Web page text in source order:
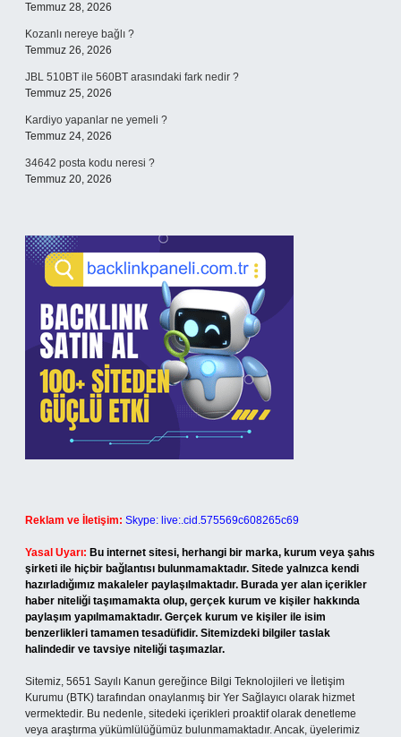
Temmuz 28, 2026
Kozanlı nereye bağlı ?
Temmuz 26, 2026
JBL 510BT ile 560BT arasındaki fark nedir ?
Temmuz 25, 2026
Kardiyo yapanlar ne yemeli ?
Temmuz 24, 2026
34642 posta kodu neresi ?
Temmuz 20, 2026
Reklam ve İletişim: Skype: live:.cid.575569c608265c69
Yasal Uyarı: Bu internet sitesi, herhangi bir marka, kurum veya şahıs
şirketi ile hiçbir bağlantısı bulunmamaktadır. Sitede yalnızca kendi
hazırladığımız makaleler paylaşılmaktadır. Burada yer alan içerikler
haber niteliği taşımamakta olup, gerçek kurum ve kişiler hakkında
paylaşım yapılmamaktadır. Gerçek kurum ve kişiler ile isim
benzerlikleri tamamen tesadüfidir. Sitemizdeki bilgiler taslak
halindedir ve tavsiye niteliği taşımazlar.
Sitemiz, 5651 Sayılı Kanun gereğince Bilgi Teknolojileri ve İletişim
Kurumu (BTK) tarafından onaylanmış bir Yer Sağlayıcı olarak hizmet
vermektedir. Bu nedenle, sitedeki içerikleri proaktif olarak denetleme
veya araştırma yükümlülüğümüz bulunmamaktadır. Ancak, üyelerimiz